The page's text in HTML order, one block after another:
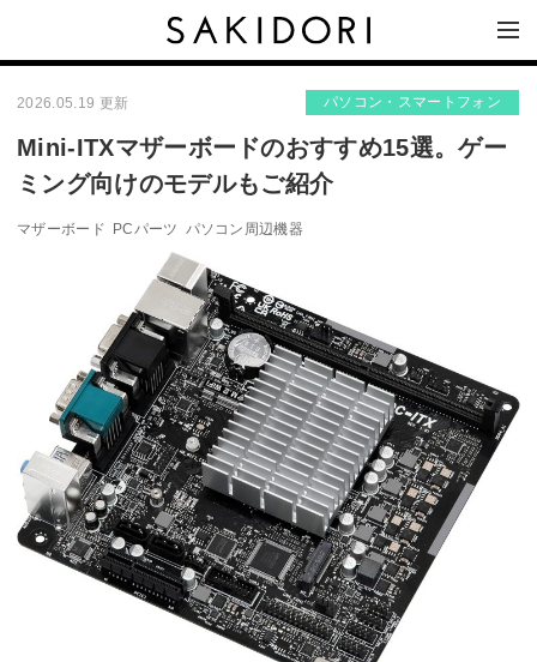
2026.05.19 更新 パソコン・スマートフォン
Mini-ITXマザーボードのおすすめ15選。ゲー
ミング向けのモデルもご紹介
マザーボード PCパーツ パソコン周辺機器